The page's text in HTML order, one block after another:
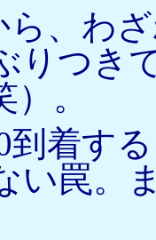
ら、わ
りつき
。
到着す
い罠。